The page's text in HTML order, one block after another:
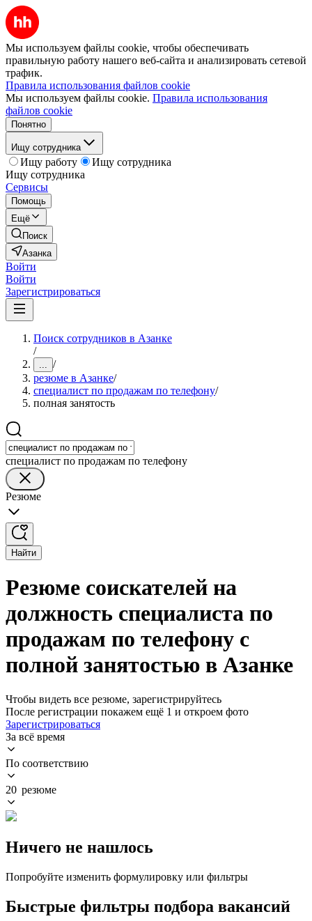
Мы используем файлы cookie, чтобы обеспечивать
правильную работу нашего веб-сайта и анализировать сетевой
трафик.
Правила использования файлов cookie
Мы используем файлы cookie. Правила использования
файлов cookie
Понятно
Ищу сотрудника
Ищу работу
Ищу сотрудника
Ищу сотрудника
Сервисы
Помощь
Ещё
Поиск
Азанка
Войти
Войти
Зарегистрироваться
Поиск сотрудников в Азанке
/
... /
резюме в Азанке/
специалист по продажам по телефону/
полная занятость
специалист по продажам по телефону
Резюме
Найти
Резюме соискателей на
должность специалиста по
продажам по телефону с
полной занятостью в Азанке
Чтобы видеть все резюме, зарегистрируйтесь
После регистрации покажем ещё 1 и откроем фото
Зарегистрироваться
За всё время
По соответствию
20 резюме
Ничего не нашлось
Попробуйте изменить формулировку или фильтры
Быстрые фильтры подбора вакансий